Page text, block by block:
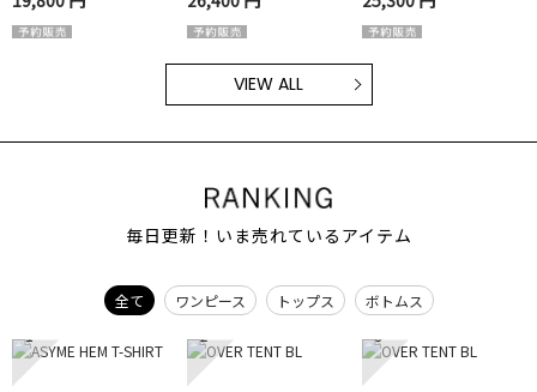
VIEW ALL
毎日更新！いま売れているアイテム
全て ワンピース トップス ボトムス
1 2 3